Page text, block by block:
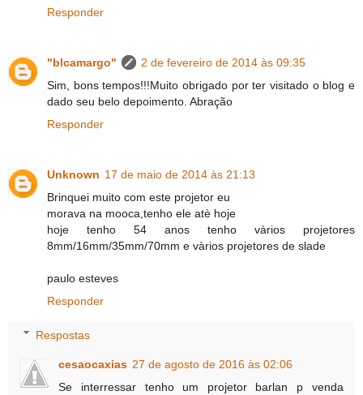
Responder
"blcamargo"
2 de fevereiro de 2014 às 09:35
Sim, bons tempos!!!Muito obrigado por ter visitado o blog e
dado seu belo depoimento. Abração
Responder
Unknown 17 de maio de 2014 às 21:13
Brinquei muito com este projetor eu
morava na mooca,tenho ele atè hoje
hoje tenho 54 anos tenho vàrios projetores
8mm/16mm/35mm/70mm e vàrios projetores de slade
paulo esteves
Responder
Respostas
cesaocaxias 27 de agosto de 2016 às 02:06
Se interressar tenho um projetor barlan p venda